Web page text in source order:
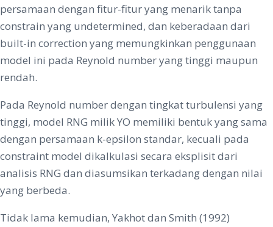
persamaan dengan fitur-fitur yang menarik tanpa
constrain yang undetermined, dan keberadaan dari
built-in correction yang memungkinkan penggunaan
model ini pada Reynold number yang tinggi maupun
rendah.
Pada Reynold number dengan tingkat turbulensi yang
tinggi, model RNG milik YO memiliki bentuk yang sama
dengan persamaan k-epsilon standar, kecuali pada
constraint model dikalkulasi secara eksplisit dari
analisis RNG dan diasumsikan terkadang dengan nilai
yang berbeda.
Tidak lama kemudian, Yakhot dan Smith (1992)